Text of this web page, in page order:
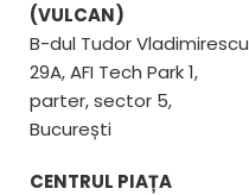
(VULCAN)
B-dul Tudor Vladimirescu
29A, AFI Tech Park 1,
parter, sector 5,
București
CENTRUL PIAȚA